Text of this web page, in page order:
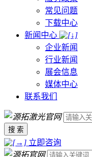
常见问题
下载中心
新闻中心
企业新闻
行业新闻
展会信息
媒体中心
联系我们
搜 索
立即咨询